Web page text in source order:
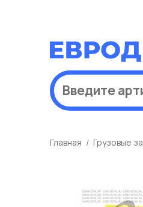
Главная Грузовые